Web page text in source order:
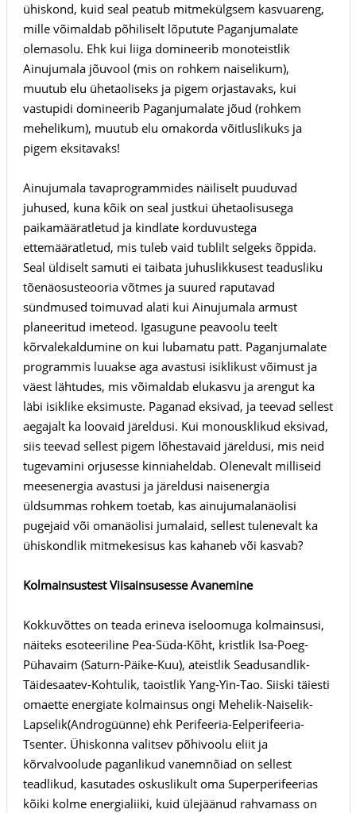
ühiskond, kuid seal peatub mitmekülgsem kasvuareng,
mille võimaldab põhiliselt lõputute Paganjumalate
olemasolu. Ehk kui liiga domineerib monoteistlik
Ainujumala jõuvool (mis on rohkem naiselikum),
muutub elu ühetaoliseks ja pigem orjastavaks, kui
vastupidi domineerib Paganjumalate jõud (rohkem
mehelikum), muutub elu omakorda võitluslikuks ja
pigem eksitavaks!
Ainujumala tavaprogrammides näiliselt puuduvad
juhused, kuna kõik on seal justkui ühetaolisusega
paikamääratletud ja kindlate korduvustega
ettemääratletud, mis tuleb vaid tublilt selgeks õppida.
Seal üldiselt samuti ei taibata juhuslikkusest teadusliku
tõenäosusteooria võtmes ja suured raputavad
sündmused toimuvad alati kui Ainujumala armust
planeeritud imeteod. Igasugune peavoolu teelt
kõrvalekaldumine on kui lubamatu patt. Paganjumalate
programmis luuakse aga avastusi isiklikust võimust ja
väest lähtudes, mis võimaldab elukasvu ja arengut ka
läbi isiklike eksimuste. Paganad eksivad, ja teevad sellest
aegajalt ka loovaid järeldusi. Kui monousklikud eksivad,
siis teevad sellest pigem lõhestavaid järeldusi, mis neid
tugevamini orjusesse kinniaheldab. Olenevalt milliseid
meesenergia avastusi ja järeldusi naisenergia
üldsummas rohkem toetab, kas ainujumalanäolisi
pugejaid või omanäolisi jumalaid, sellest tulenevalt ka
ühiskondlik mitmekesisus kas kahaneb või kasvab?
Kolmainsustest Viisainsusesse Avanemine
Kokkuvõttes on teada erineva iseloomuga kolmainsusi,
näiteks esoteeriline Pea-Süda-Kõht, kristlik Isa-Poeg-
Pühavaim (Saturn-Päike-Kuu), ateistlik Seadusandlik-
Täidesaatev-Kohtulik, taoistlik Yang-Yin-Tao. Siiski täiesti
omaette energiate kolmainsus ongi Mehelik-Naiselik-
Lapselik(Androgüünne) ehk Perifeeria-Eelperifeeria-
Tsenter. Ühiskonna valitsev põhivoolu eliit ja
kõrvalvoolude paganlikud vanemnõiad on sellest
teadlikud, kasutades oskuslikult oma Superperifeerias
kõiki kolme energialiiki, kuid ülejäänud rahvamass on